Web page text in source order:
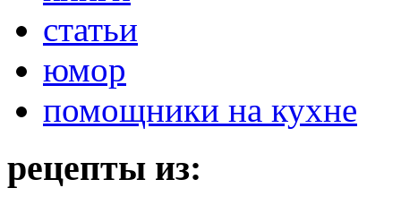
статьи
юмор
помощники на кухне
рецепты из: